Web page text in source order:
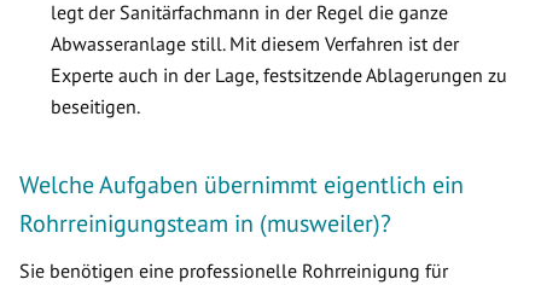
legt der Sanitärfachmann in der Regel die ganze
Abwasseranlage still. Mit diesem Verfahren ist der
Experte auch in der Lage, festsitzende Ablagerungen zu
beseitigen.
Welche Aufgaben übernimmt eigentlich ein
Rohrreinigungsteam in (musweiler)?
Sie benötigen eine professionelle Rohrreinigung für